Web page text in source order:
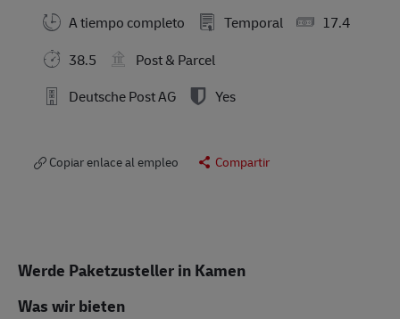
A tiempo completo
Temporal
17.4
38.5
Post & Parcel
Deutsche Post AG
Yes
Copiar enlace al empleo Compartir
Werde Paketzusteller inKamen
Was wir bieten